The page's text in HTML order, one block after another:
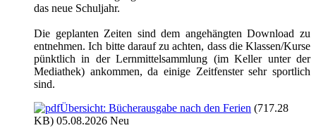
das neue Schuljahr.
Die geplanten Zeiten sind dem angehängten Download zu
entnehmen. Ich bitte darauf zu achten, dass die Klassen/Kurse
pünktlich in der Lernmittelsammlung (im Keller unter der
Mediathek) ankommen, da einige Zeitfenster sehr sportlich
sind.
Übersicht: Bücherausgabe nach den Ferien (717.28
KB) 05.08.2026 Neu